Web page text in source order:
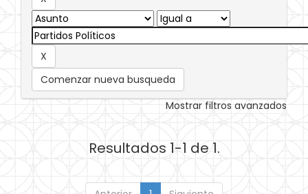
Comenzar nueva busqueda
Mostrar filtros avanzados
Resultados 1-1 de 1.